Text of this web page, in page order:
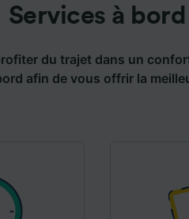
Services à bord
du trajet dans un
afin de vous offrir la
géolocalisation précises.
pour l’identification.
(fournisseurs)